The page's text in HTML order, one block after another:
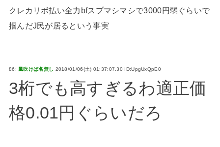
クレカリボ払い全力bfスプマシマシで3000円弱ぐらいで
掴んだJ民が居るという事実
86:風吹けば名無し 2018/01/06(土) 01:37:07.30 ID:UpgUxQpE0
3桁でも高すぎるわ適正価
格0.01円ぐらいだろ